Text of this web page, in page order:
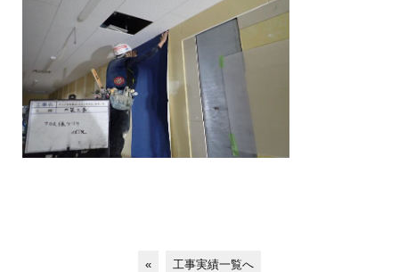
« 工事実績一覧へ